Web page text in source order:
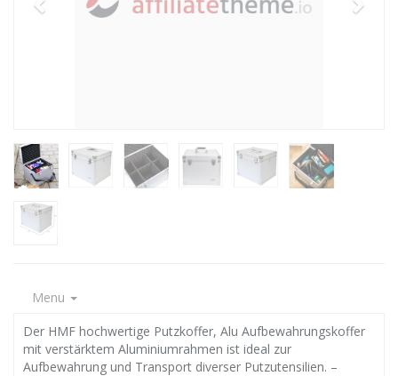
Menu
Der HMF hochwertige Putzkoffer, Alu Aufbewahrungskoffer
mit verstärktem Aluminiumrahmen ist ideal zur
Aufbewahrung und Transport diverser Putzutensilien. –